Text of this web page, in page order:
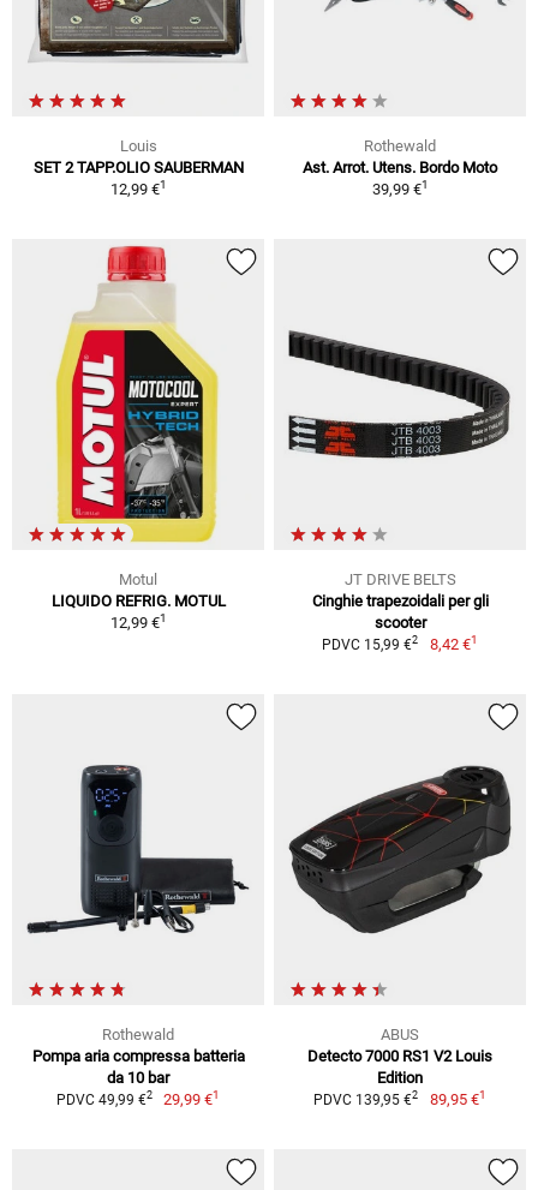
Louis
SET 2 TAPP.OLIO SAUBERMAN
12,99 €1
Rothewald
Ast. Arrot. Utens. Bordo Moto
39,99 €1
Motul
LIQUIDO REFRIG. MOTUL
12,99 €1
JT DRIVE BELTS
Cinghie trapezoidali per gli
scooter
PDVC 15,99 €2 8,42 €1
Rothewald
Pompa aria compressa batteria
da 10 bar
PDVC 49,99 €2 29,99 €1
ABUS
Detecto 7000 RS1 V2 Louis
Edition
PDVC 139,95 €2 89,95 €1